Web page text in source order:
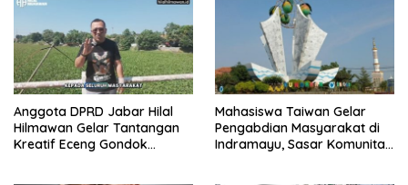
Anggota DPRD Jabar Hilal
Hilmawan Gelar Tantangan
Kreatif Eceng Gondok
Mahasiswa Taiwan Gelar
Pengabdian Masyarakat di
Indramayu, Sasar Komunitas